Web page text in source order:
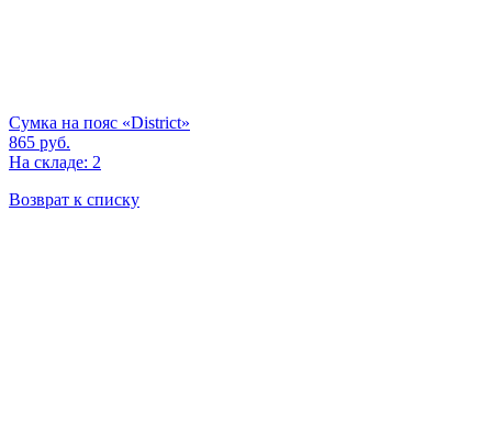
Сумка на пояс «District»
865 руб.
На складе: 2
Возврат к списку